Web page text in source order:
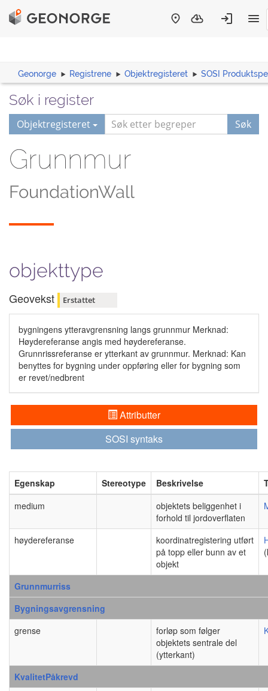
Geonorge Registrene Objektregisteret SOSI
Søk i register
Objektregisteret Søk
Grunnmur
FoundationWall
objekttype
Geovekst Erstattet
bygningens ytteravgrensning langs grunnmur Merknad:
Høydereferanse angis med høydereferanse.
Grunnrissreferanse er ytterkant av grunnmur. Merknad: Kan
benyttes for bygning under oppføring eller for bygning som
er revet/nedbrent
Attributter
SOSI syntaks
Egenskap Stereotype Beskrivelse
medium
objektets beliggenhet i
forhold til jordoverflaten
høydereferanse
koordinatregistering utført
på topp eller bunn av et
objekt
Grunnmurriss
Bygningsavgrensning
grense
forløp som følger
objektets sentrale del
(ytterkant)
KvalitetPåkrevd